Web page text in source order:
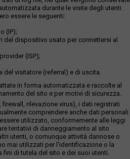
durante le visite degli utenti.
essere le seguenti:
(IP);
del dispositivo usato per connettersi al
(ISP);
del visitatore (referral) e di uscita.
in forma automatizzata e raccolte al
del sito e per motivi di sicurezza.
rilevazione virus), i dati registrati
comprendere anche dati personali
utilizzato, conformemente alle leggi
tentativi di danneggiamento al sito
utenti, o comunque attività dannose o
mai utilizzati per l'identificazione o la
di tutela del sito e dei suoi utenti.